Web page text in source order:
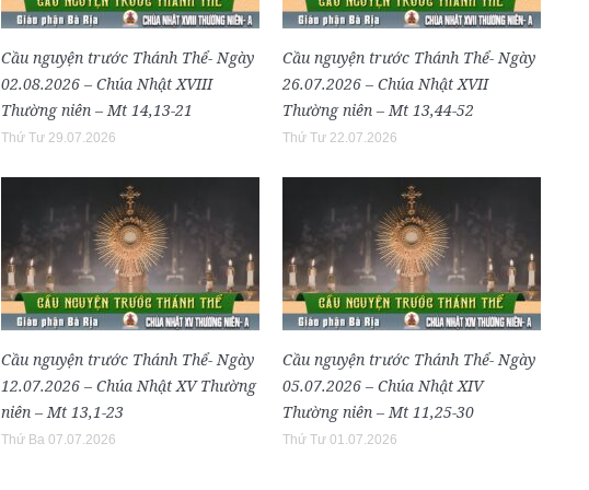
Cầu nguyện trước Thánh Thể- Ngày
02.08.2026 – Chúa Nhật XVIII
Thường niên – Mt 14,13-21
Thứ Tư 29.07.2026
Cầu nguyện trước Thánh Thể- Ngày
26.07.2026 – Chúa Nhật XVII
Thường niên – Mt 13,44-52
Thứ Tư 22.07.2026
Cầu nguyện trước Thánh Thể- Ngày
12.07.2026 – Chúa Nhật XV Thường
niên – Mt 13,1-23
Thứ Ba 07.07.2026
Cầu nguyện trước Thánh Thể- Ngày
05.07.2026 – Chúa Nhật XIV
Thường niên – Mt 11,25-30
Thứ Tư 01.07.2026